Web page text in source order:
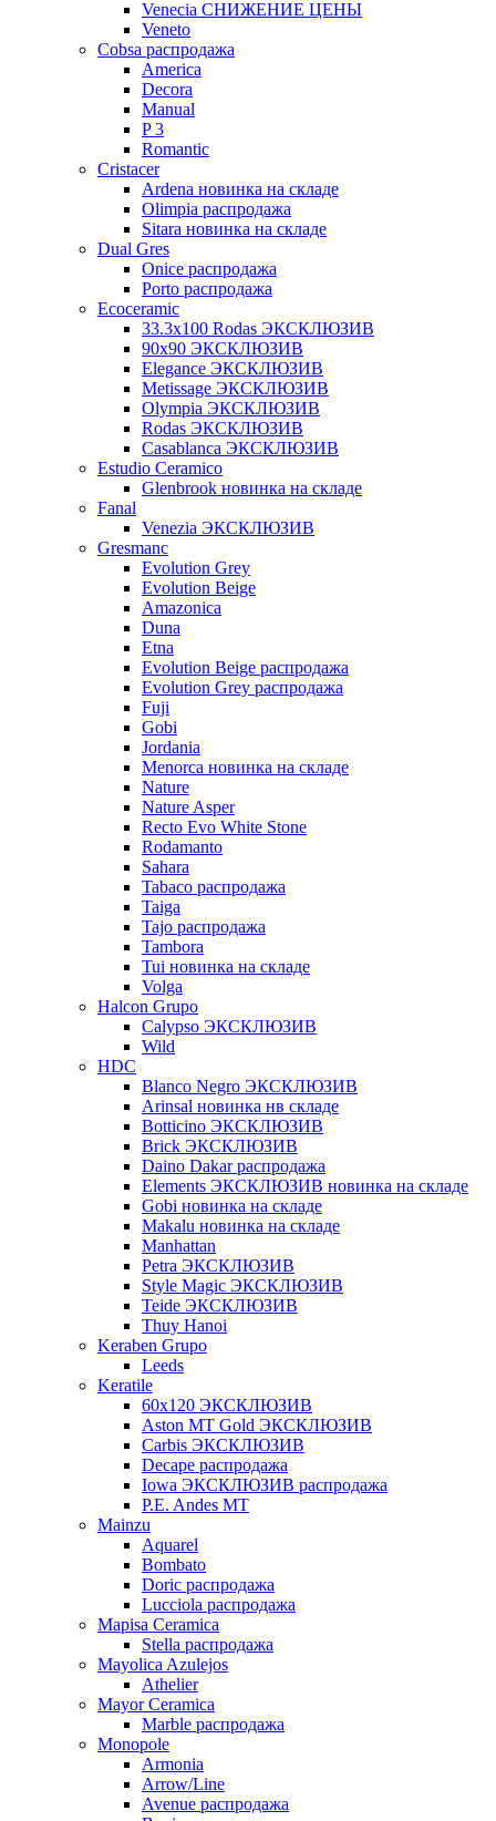
Venecia СНИЖЕНИЕ ЦЕНЫ
Veneto
Cobsa распродажа
America
Decora
Manual
P 3
Romantic
Cristacer
Ardena новинка на складе
Olimpia распродажа
Sitara новинка на складе
Dual Gres
Onice распродажа
Porto распродажа
Ecoceramic
33.3х100 Rodas ЭКСКЛЮЗИВ
90x90 ЭКСКЛЮЗИВ
Elegance ЭКСКЛЮЗИВ
Metissage ЭКСКЛЮЗИВ
Olympia ЭКСКЛЮЗИВ
Rodas ЭКСКЛЮЗИВ
Сasablanca ЭКСКЛЮЗИВ
Estudio Ceramico
Glenbrook новинка на складе
Fanal
Venezia ЭКСКЛЮЗИВ
Gresmanc
Evolution Grey
Evolution Beige
Amazonica
Duna
Etna
Evolution Beige распродажа
Evolution Grey распродажа
Fuji
Gobi
Jordania
Menorca новинка на складе
Nature
Nature Asper
Recto Evo White Stone
Rodamanto
Sahara
Tabaco распродажа
Taiga
Tajo распродажа
Tambora
Tui новинка на складе
Volga
Halcon Grupo
Calypso ЭКСКЛЮЗИВ
Wild
HDC
Blanco Negro ЭКСКЛЮЗИВ
Arinsal новинка нв складе
Botticino ЭКСКЛЮЗИВ
Brick ЭКСКЛЮЗИВ
Daino Dakar распродажа
Elements ЭКСКЛЮЗИВ новинка на складе
Gobi новинка на складе
Makalu новинка на складе
Manhattan
Petra ЭКСКЛЮЗИВ
Style Magic ЭКСКЛЮЗИВ
Teide ЭКСКЛЮЗИВ
Thuy Hanoi
Keraben Grupo
Leeds
Keratile
60х120 ЭКСКЛЮЗИВ
Aston MT Gold ЭКСКЛЮЗИВ
Carbis ЭКСКЛЮЗИВ
Decape распродажа
Iowa ЭКСКЛЮЗИВ распродажа
P.E. Andes MT
Mainzu
Aquarel
Bombato
Doric распродажа
Lucciola распродажа
Mapisa Ceramica
Stella распродажа
Mayolica Azulejos
Athelier
Mayor Ceramica
Marble распродажа
Monopole
Armonia
Arrow/Line
Avenue распродажа